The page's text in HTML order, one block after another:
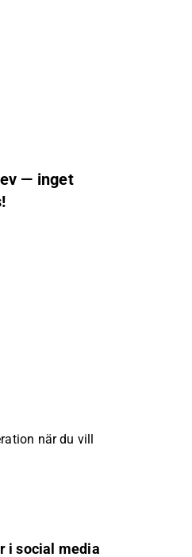
— inget
när du vill
i social media